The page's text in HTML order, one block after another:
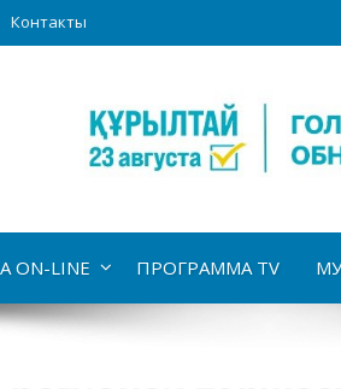
Контакты
ON-LINE ПРОГРАММА TV